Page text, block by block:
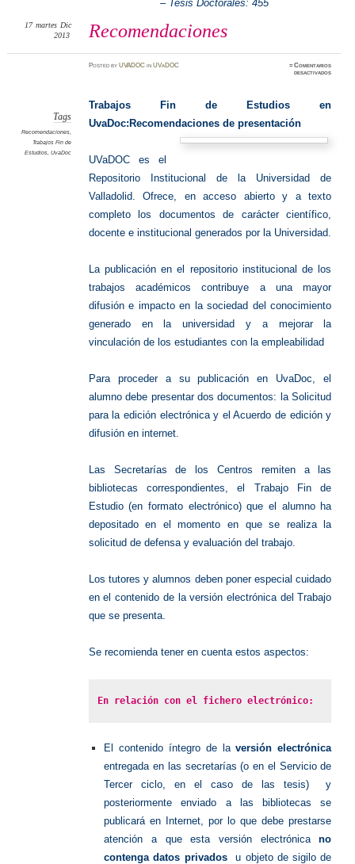
– Tesis Doctorales: 455
Recomendaciones
17 martes Dic
2013
PostedbyUVADOC inUVaDOC ≈Comentarios
desactivadosen
Tags
Recomendaciones,
Trabajos Fin de
Estudios, UvaDoc
Trabajos Fin de Estudios en
UvaDoc:Recomendaciones de presentación
UVaDOC es el
Repositorio Institucional de la Universidad de
Valladolid. Ofrece, en acceso abierto y a texto
completo los documentos de carácter científico,
docente e institucional generados por la Universidad.
La publicación en el repositorio institucional de los
trabajos académicos contribuye a una mayor
difusión e impacto en la sociedad del conocimiento
generado en la universidad y a mejorar la
vinculación de los estudiantes con la empleabilidad
Para proceder a su publicación en UvaDoc, el
alumno debe presentar dos documentos: la Solicitud
para la edición electrónica y el Acuerdo de edición y
difusión en internet.
Las Secretarías de los Centros remiten a las
bibliotecas correspondientes, el Trabajo Fin de
Estudio (en formato electrónico) que el alumno ha
depositado en el momento en que se realiza la
solicitud de defensa y evaluación del trabajo.
Los tutores y alumnos deben poner especial cuidado
en el contenido de la versión electrónica del Trabajo
que se presenta.
Se recomienda tener en cuenta estos aspectos:
En relación con el fichero electrónico:
El contenido íntegro de laversión electrónica
entregada en las secretarías (o en el Servicio de
Tercer ciclo, en el caso de las tesis) y
posteriormente enviado a las bibliotecas se
publicará en Internet, por lo que debe prestarse
atención a que esta versión electrónicano
contenga datos privadosu objeto de sigilo de